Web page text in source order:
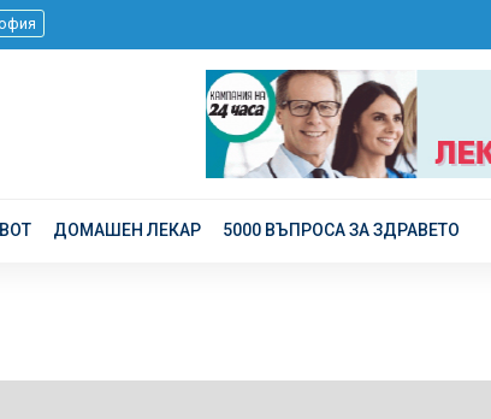
ДОМАШЕН ЛЕКАР 5000 ВЪПРОСА ЗА ЗДРАВЕТО